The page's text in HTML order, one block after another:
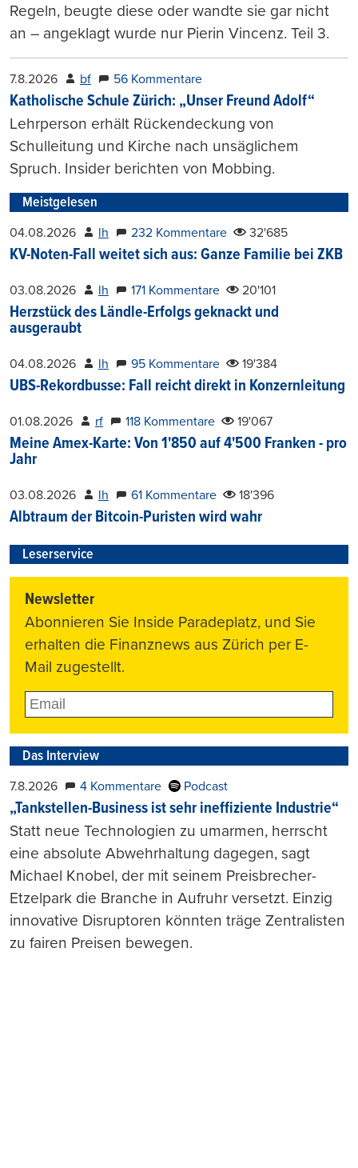
Regeln, beugte diese oder wandte sie gar nicht
an – angeklagt wurde nur Pierin Vincenz. Teil 3.
7.8.2026 bf 56 Kommentare
Katholische Schule Zürich: „Unser Freund Adolf“
Lehrperson erhält Rückendeckung von
Schulleitung und Kirche nach unsäglichem
Spruch. Insider berichten von Mobbing.
Meistgelesen
04.08.2026 lh 232 Kommentare 32'685
KV-Noten-Fall weitet sich aus: Ganze Familie bei ZKB
03.08.2026 lh 171 Kommentare 20'101
Herzstück des Ländle-Erfolgs geknackt und
ausgeraubt
04.08.2026 lh 95 Kommentare 19'384
UBS-Rekordbusse: Fall reicht direkt in Konzernleitung
01.08.2026 rf 118 Kommentare 19'067
Meine Amex-Karte: Von 1'850 auf 4'500 Franken - pro
Jahr
03.08.2026 lh 61 Kommentare 18'396
Albtraum der Bitcoin-Puristen wird wahr
Leserservice
Newsletter
Abonnieren Sie Inside Paradeplatz, und Sie
erhalten die Finanznews aus Zürich per E-
Mail zugestellt.
Das Interview
7.8.2026 4 Kommentare Podcast
„Tankstellen-Business ist sehr ineffiziente Industrie“
Statt neue Technologien zu umarmen, herrscht
eine absolute Abwehrhaltung dagegen, sagt
Michael Knobel, der mit seinem Preisbrecher-
Etzelpark die Branche in Aufruhr versetzt. Einzig
innovative Disruptoren könnten träge Zentralisten
zu fairen Preisen bewegen.